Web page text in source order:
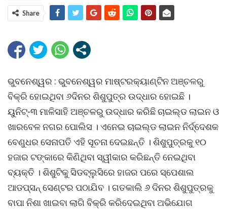
Share
ଭୁବନେଶ୍ୱର : ଭୁବନେଶ୍ୱର ମାଷ୍ଟରକ୍ୟାଣ୍ଟିନ ଅଞ୍ଚଳରୁ
ବିକ୍ରି ହୋଇଥିବା ୬ଦିନର ଶିଶୁପୁତ୍ର ଉଦ୍ଧାର ହୋଇଛି ।
ୟୁନିଟ୍-୩ ମାଳିସାହି ଅଞ୍ଚଳରୁ ଉଦ୍ଧାର କରିଛି ଚାଇଲ୍ଡ ଲାଇନ ଓ
ଖାରବେଳ ନଗର ପୋଲିସ । ଏନେଇ ଚାଇଲ୍ଡ ଲାଇନ ନିର୍ଦ୍ଦେଶକ
ବେଣୁଧର ସେନାପତି ଏହି ସୂଚନା ଦେଇଛନ୍ତି । ଶିଶୁପୁତ୍ରକୁ ୧୦
ହଜାର ଟଙ୍କାରେ କିଣିଥିବା ସ୍ୱୀକାର କରିଛନ୍ତି ନେଇଥିବା
ବ୍ୟକ୍ତି । ଶିଶୁଟିକୁ ସିଡବ୍ଲୁସିରେ ହାଜର ପରେ ସ୍ପେଶାଲ
ଆଡପ୍ସନ୍ ସେଣ୍ଟର ପଠାଯିବ । ଗତକାଲି ୬ ଦିନର ଶିଶୁପୁତ୍ରକୁ
ବାପା ନିଶା ଖାଇବା ଲାଗି ବିକ୍ରି କରିଦେଇଥିବା ଅଭିଯୋଗ